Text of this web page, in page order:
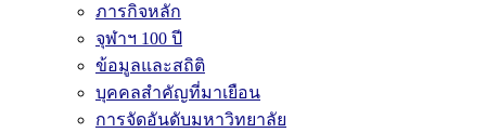
ภารกิจหลัก
จุฬาฯ 100 ปี
ข้อมูลและสถิติ
บุคคลสำคัญที่มาเยือน
การจัดอันดับมหาวิทยาลัย